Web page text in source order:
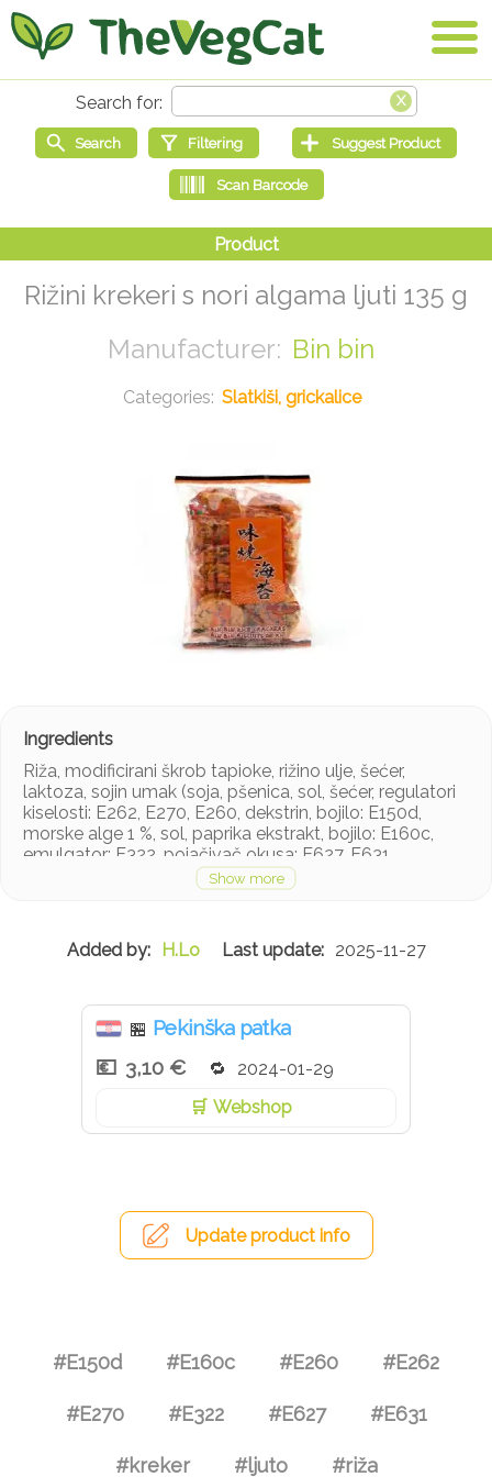
Rižini krekeri s nori algama ljuti 135 g
Bin bin
Slatkiši, grickalice
Riža, modificirani škrob tapioke, rižino ulje, šećer,
laktoza, sojin umak (soja, pšenica, sol, šećer, regulatori
kiselosti: E262, E270, E260, dekstrin, bojilo: E150d,
morske alge 1 %, sol, paprika ekstrakt, bojilo: E160c,
emulgator: E322, pojačivač okusa: E627, E631.
H.Lo 2025-11-27
🏪 Pekinška patka
3,10 €
2024-01-29
Webshop
Update product info
#E150d #E160c #E260 #E262
#E270 #E322 #E627 #E631
#kreker #ljuto #riža